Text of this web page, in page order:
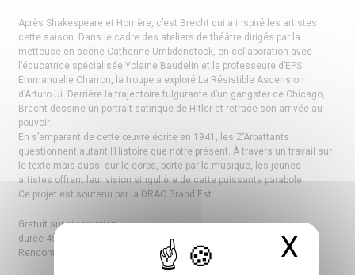
X
Après Shakespeare et Homère, c’est Brecht qui a inspiré les artistes
cette saison. Dans le cadre des ateliers de théâtre dirigés par la
metteuse en scène Catherine Umbdenstock, en collaboration avec
l’éducatrice spécialisée Yolaine Baudelin et la professeure d’EPS
Emmanuelle Charron, la troupe a exploré La Résistible Ascension
d’Arturo Ui. Derrière la trajectoire fulgurante d’un gangster de Chicago,
Brecht dessine un portrait satirique de Hitler et retrace son arrivée au
pouvoir.
En s’emparant de cette œuvre écrite en 1941, les Z’Arbattants
questionnent autant l’Histoire que notre présent. À travers un travail sur
le texte mais aussi sur le corps, porté par la musique, les jeunes
artistes offrent leur vision singulière de cette puissante parabole.
Ce projet est soutenu par la DRAC Grand Est.
Gratuit sur réservation
durée 45 min à partir de 12 ans / 6ème
Rencontre avec les artistes à l’issue de la représentation